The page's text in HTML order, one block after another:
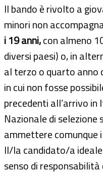
Il bando è rivolto a
minori non
i 19 anni,con almeno
diversi paesi) o, in
al terzo o quarto anno
in cui non fosse
precedenti all’arrivo in
Nazionale di
ammettere comunque
Il/la candidato/a
senso di